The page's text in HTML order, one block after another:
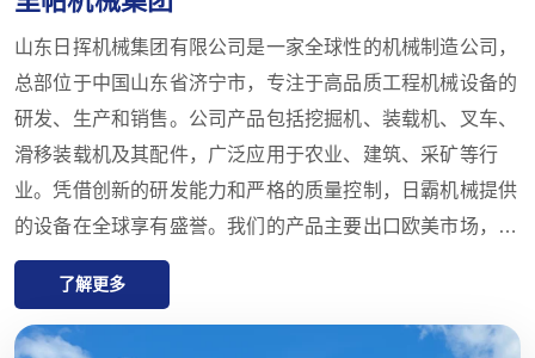
山东日挥机械集团有限公司是一家全球性的机械制造公司，
总部位于中国山东省济宁市，专注于高品质工程机械设备的
研发、生产和销售。公司产品包括挖掘机、装载机、叉车、
滑移装载机及其配件，广泛应用于农业、建筑、采矿等行
业。凭借创新的研发能力和严格的质量控制，日霸机械提供
的设备在全球享有盛誉。我们的产品主要出口欧美市场，并
提供一年的质量保证，致力于满足客户对高性价比、高品质
产品的需求。日霸还在全球拥有多家代理商，提供从售前咨
询到售后支持的一站式服务，确保客户在产品选择、交付和
了解更多